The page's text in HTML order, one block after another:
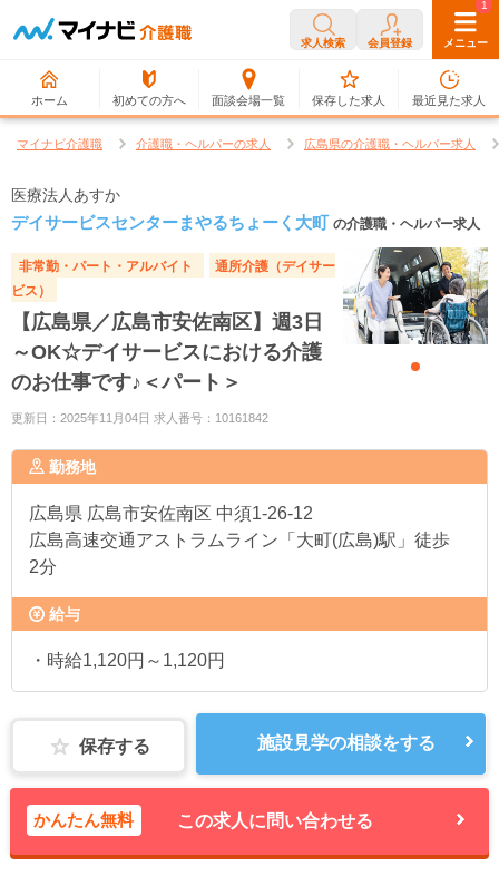
求人検索 会員登録 メニュー
ホーム 初めての方へ 面談会場一覧
0
保存した求人
1
最近見た求人
マイナビ介護職 介護職・ヘルパーの求人 広島県の介護職・ヘルパー求人
医療法人あすか
デイサービスセンターまやるちょーく大町 の介護職・ヘルパー求人
非常勤・パート・アルバイト
通所介護（デイサー
ビス）
【広島県／広島市安佐南区】週3日
～OK☆デイサービスにおける介護
のお仕事です♪＜パート＞
更新日：2025年11月04日 求人番号：10161842
勤務地
広島県 広島市安佐南区 中須1-26-12
広島高速交通アストラムライン「大町(広島)駅」徒歩
2分
給与
・時給1,120円～1,120円
保存する 施設見学の相談をする
かんたん無料 この求人に問い合わせる